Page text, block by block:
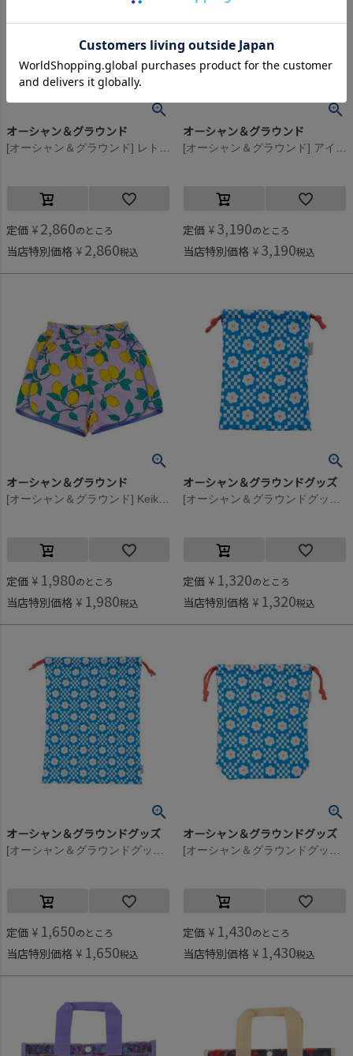
オーシャン＆グラウンド
定価 ¥ 2,860のところ
当店特別価格 ¥ 2,860税込
オーシャン＆グラウンド
定価 ¥ 3,190のところ
当店特別価格 ¥ 3,190税込
オーシャン＆グラウンド
定価 ¥ 1,980のところ
当店特別価格 ¥ 1,980税込
オーシャン＆グラウンドグッズ
定価 ¥ 1,320のところ
当店特別価格 ¥ 1,320税込
オーシャン＆グラウンドグッズ
定価 ¥ 1,650のところ
当店特別価格 ¥ 1,650税込
オーシャン＆グラウンドグッズ
定価 ¥ 1,430のところ
当店特別価格 ¥ 1,430税込